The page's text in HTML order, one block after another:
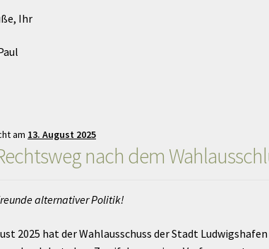
Ihr
am 13. August 2025
nach dem
alternativer Politik!
2025 hat der Wahlausschuss der Stadt